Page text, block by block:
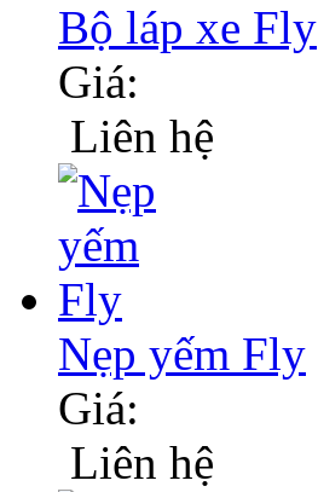
Bộ láp xe Fly
Giá:
Liên hệ
Nẹp yếm Fly
Giá:
Liên hệ